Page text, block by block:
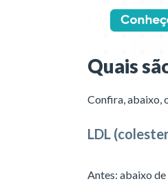
Quais
Confira, abaixo,
LDL
Antes: abaixo